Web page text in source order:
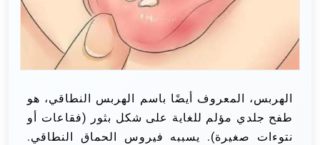
الهربس، المعروف أيضًا باسم الهربس النطاقي، هو
طفح جلدي مؤلم للغاية على شكل بثور (فقاعات أو
نتوءات صغيرة). يسببه فيروس الحماق النطاقي.